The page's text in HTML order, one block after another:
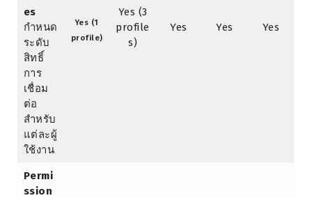
es
กำหนด
ระดับ
สิทธิ์
การ
เชื่อม
ต่อ
สำหรับ
แต่ละผู้
ใช้งาน
Yes (1
profile)
Yes (3
profile
s)
Yes Yes Yes
Permi
ssion